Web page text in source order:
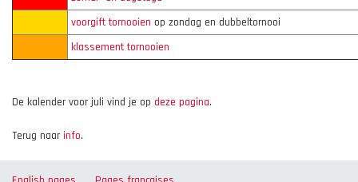
voorgift tornooien op zondag en dubbeltornooi
klassement tornooien
De kalender voor juli vind je op deze pagina.
Terug naarinfo.